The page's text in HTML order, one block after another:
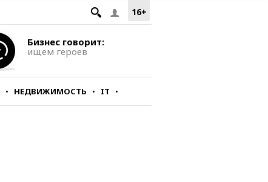
16+
Бизнес говорит:
ищем героев
НЕДВИЖИМОСТЬ IT